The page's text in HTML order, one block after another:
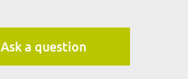
Ask a question